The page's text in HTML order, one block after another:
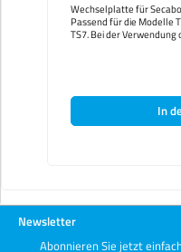
Wechselplatte für
Passend für die Modelle
TS7. Bei der
PREMIUM und TS7 nur
montierbar. Mit einem
Verpressen von
werden Oberflächen und
In
Newsletter
Abonnieren Sie jetzt